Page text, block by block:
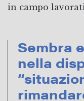
in campo
Sembra
nella